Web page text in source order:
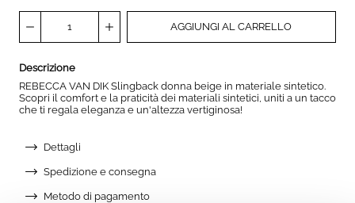
AGGIUNGI AL CARRELLO
Descrizione
REBECCA VAN DIK Slingback donna beige in materiale sintetico.
Scopri il comfort e la praticità dei materiali sintetici, uniti a un tacco
che ti regala eleganza e un'altezza vertiginosa!
Dettagli
Spedizione e consegna
Metodo di pagamento